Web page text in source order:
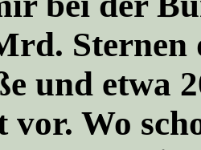
und etwa
vor. Wo